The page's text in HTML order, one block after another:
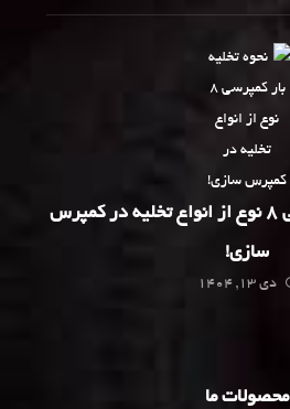
نحوه تخلیه بار کمپرسی 8 نوع از انواع تخلیه در کمپرس
سازی!
دی 13, 1404
محصولات ما